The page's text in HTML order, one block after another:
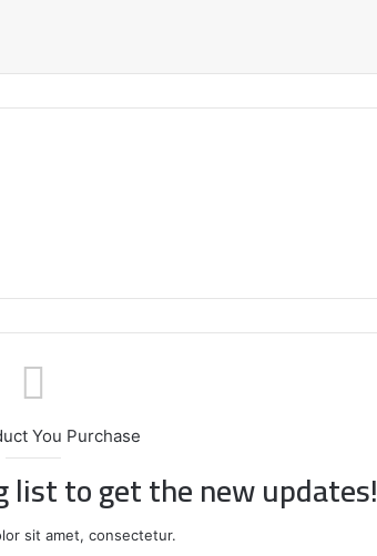
You Purchase
list to get the new updates!
sit amet, consectetur.